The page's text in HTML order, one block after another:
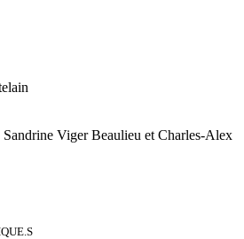
Viger Beaulieu et Charles-Alex